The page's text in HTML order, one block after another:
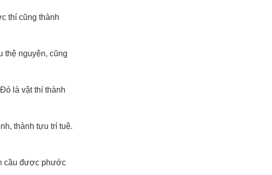
thí cũng thành
thệ nguyện, cũng
là vật thí thành
thành tựu trí tuệ.
cầu được phước